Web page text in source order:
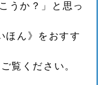
うか？」と思っ
ほん》をおすす
覧ください。